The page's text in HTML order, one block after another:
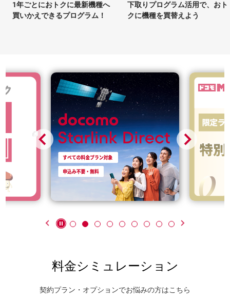
1年ごとにおトクに最新機種へ
買いかえできるプログラム！
下取りプログラム活用で、おト
クに機種を買替えよう
料金シミュレーション
契約プラン・オプションでお悩みの方はこちら